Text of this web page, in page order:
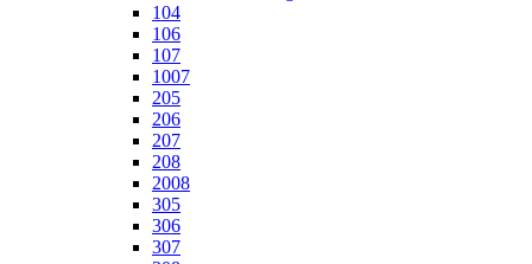
104
106
107
1007
205
206
207
208
2008
305
306
307